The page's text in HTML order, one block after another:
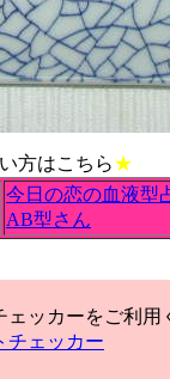
方はこちら★
今日の恋の血液型
AB型さん
ッカーをご利用
チェッカー